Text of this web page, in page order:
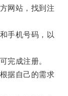
网站，找到注
手机号码，以
成注册。
据自己的需求